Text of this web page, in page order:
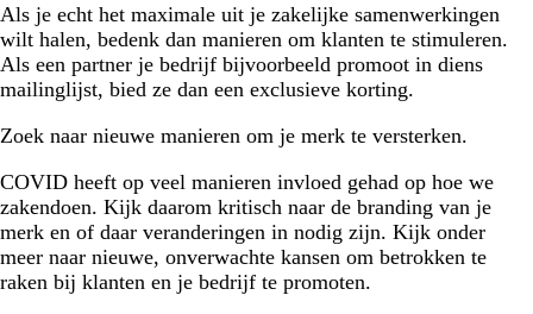
Als je echt het maximale uit je zakelijke samenwerkingen
wilt halen, bedenk dan manieren om klanten te stimuleren.
Als een partner je bedrijf bijvoorbeeld promoot in diens
mailinglijst, bied ze dan een exclusieve korting.
Zoek naar nieuwe manieren om je merk te versterken.
COVID heeft op veel manieren invloed gehad op hoe we
zakendoen. Kijk daarom kritisch naar de branding van je
merk en of daar veranderingen in nodig zijn. Kijk onder
meer naar nieuwe, onverwachte kansen om betrokken te
raken bij klanten en je bedrijf te promoten.